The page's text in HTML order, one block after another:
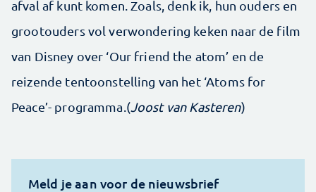
afval af kunt komen. Zoals, denk ik, hun ouders en
grootouders vol verwondering keken naar de film
van Disney over ‘Our friend the atom’ en de
reizende tentoonstelling van het ‘Atoms for
Peace’- programma.(Joost van Kasteren)
Meld je aan voor de nieuwsbrief